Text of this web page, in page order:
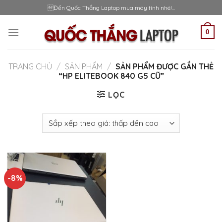
to
content
Đến Quốc Thắng Laptop mua máy tính nhé!...
0
TRANG CHỦ / SẢN PHẨM / SẢN PHẨM ĐƯỢC GẮN THẺ
“HP ELITEBOOK 840 G5 CŨ”
LỌC
-8%